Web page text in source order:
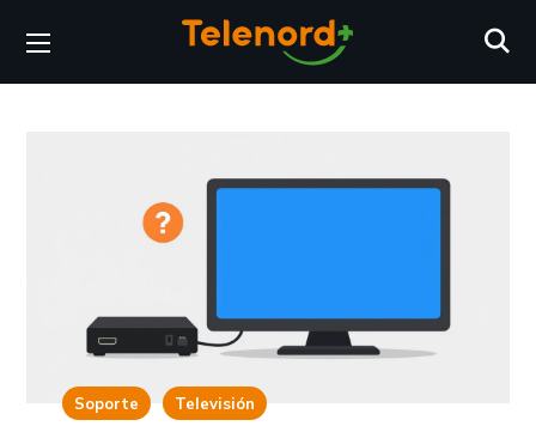
Soporte Televisión